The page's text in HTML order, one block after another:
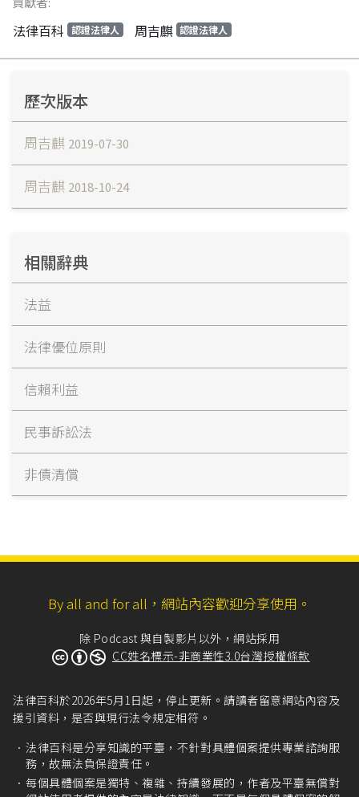
法律百科 認證法律人 周吉麒 認證法律人
歷次版本
周吉麒 2019-07-30
周吉麒 2018-10-24
相關辭典
法益
法律優位原則
信賴利益
民事訴訟法
非債清償
By all and for all，網站內容歡迎分享使用。
除 Podcast 與自製影片以外，網站採用
CC姓名標示-非商業性3.0台灣授權條款
法律百科於2026年5月1日起，停止更新。請讀者留意網站內容及
援引資料，是否與現行法令規定相符。
法律百科是分享知識的平臺，不針對具體個案提供專業諮詢服
務，故無法負保證責任。
每個具體個案是獨特、複雜、持續發展的，作者及平臺無償對